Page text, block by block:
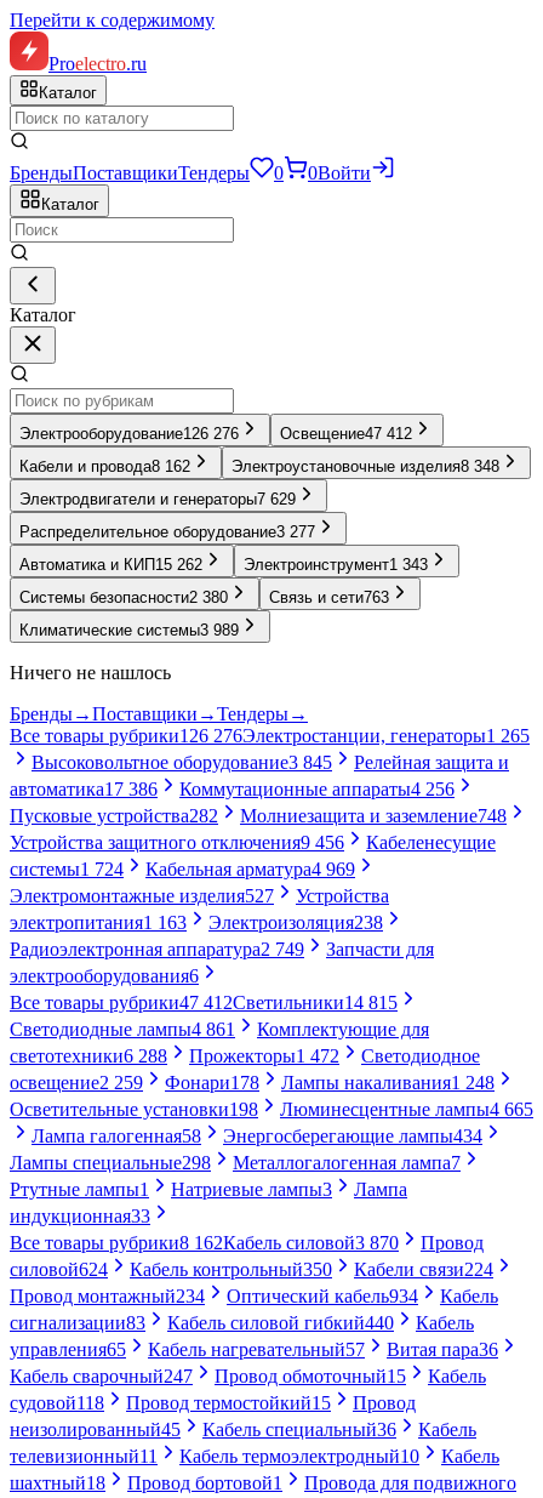
Перейти к содержимому
Proelectro.ru
Каталог
БрендыПоставщикиТендеры 0 0Войти
Каталог
Каталог
Электрооборудование126 276 Освещение47 412
Кабели и провода8 162 Электроустановочные изделия8 348
Электродвигатели и генераторы7 629
Распределительное оборудование3 277
Автоматика и КИП 15 262 Электроинструмент1 343
Системы безопасности2 380 Связь и сети763
Климатические системы3 989
Ничего не нашлось
Бренды→Поставщики →Тендеры→
Все товары рубрики126 276Электростанции, генераторы1 265
Высоковольтное оборудование3 845
Релейная защита и
автоматика17 386 Коммутационные аппараты4 256
Пусковые устройства282 Молниезащита и заземление748
Устройства защитного отключения9 456
Кабеленесущие
системы1 724 Кабельная арматура4 969
Электромонтажные изделия527
Устройства
электропитания1 163 Электроизоляция238
Радиоэлектронная аппаратура2 749
Запчасти для
электрооборудования6
Все товары рубрики47 412Светильники14 815
Светодиодные лампы4 861
Комплектующие для
светотехники6 288 Прожекторы1 472
Светодиодное
освещение2 259 Фонари178 Лампы накаливания1 248
Осветительные установки198 Люминесцентные лампы4 665
Лампа галогенная58 Энергосберегающие лампы434
Лампы специальные298 Металлогалогенная лампа7
Ртутные лампы1 Натриевые лампы3
Лампа
индукционная33
Все товары рубрики8 162Кабель силовой3 870
Провод
силовой624 Кабель контрольный350 Кабели связи224
Провод монтажный234 Оптический кабель934
Кабель
сигнализации83 Кабель силовой гибкий440
Кабель
управления65 Кабель нагревательный57 Витая пара36
Кабель сварочный247 Провод обмоточный15
Кабель
судовой118 Провод термостойкий15
Провод
неизолированный45 Кабель специальный36
Кабель
телевизионный11 Кабель термоэлектродный10
Кабель
шахтный18 Провод бортовой1
Провода для подвижного